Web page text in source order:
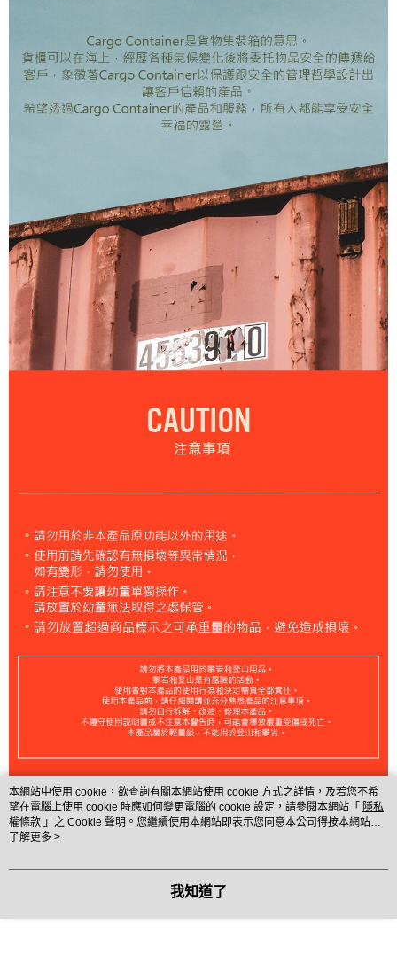
本網站中使用 cookie，欲查詢有關本網站使用 cookie 方式之詳情，及若您不希
望在電腦上使用 cookie 時應如何變更電腦的 cookie 設定，請參閱本網站「 隱私
權條款 」之 Cookie 聲明。您繼續使用本網站即表示您同意本公司得按本網站使
用條款之 Cookie 聲明使用 cookie。
了解更多 >
我知道了